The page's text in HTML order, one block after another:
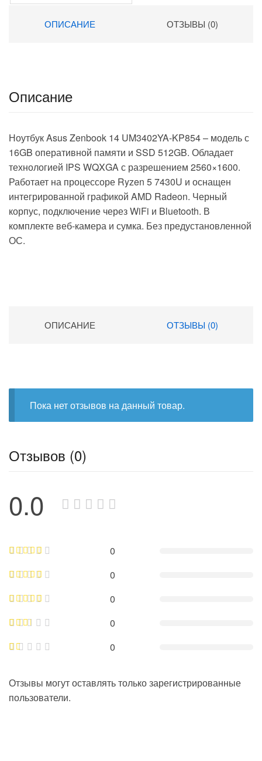
Pro 64 silver WiFi BT Cam
ОПИСАНИЕ ОТЗЫВЫ (0)
Описание
Ноутбук Asus Zenbook 14 UM3402YA-KP854 – модель с
16GB оперативной памяти и SSD 512GB. Обладает
технологией IPS WQXGA с разрешением 2560×1600.
Работает на процессоре Ryzen 5 7430U и оснащен
интегрированной графикой AMD Radeon. Черный
корпус, подключение через WiFi и Bluetooth. В
комплекте веб-камера и сумка. Без предустановленной
ОС.
ОПИСАНИЕ ОТЗЫВЫ (0)
Пока нет отзывов на данный товар.
Отзывов (0)
0.0
0
0
0
0
0
Отзывы могут оставлять только зарегистрированные
пользователи.